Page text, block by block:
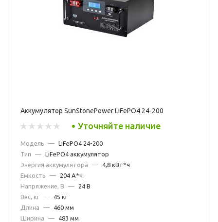
Аккумулятор SunStonePower LiFePO4 24-200
Уточняйте наличие
Модель — LiFePO4 24-200
Тип
— LiFePO4 аккумулятор
Энергия аккумулятора
—
4,8 кВт*ч
Емкость
—
204 А*ч
Напряжение, В
—
24 В
Вес, кг —
45 кг
Длина
—
460 мм
Ширина
—
483 мм